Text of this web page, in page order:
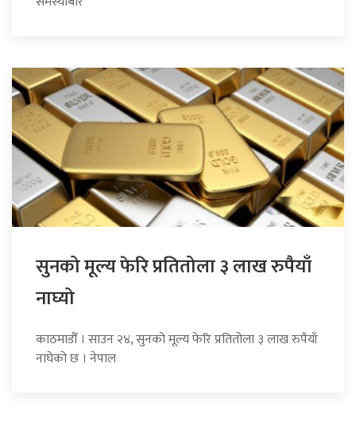
सुनको मूल्य फेरि प्रतितोला ३ लाख रुपैयाँ
नाघ्यो
काठमाडौँ । साउन २४, सुनको मूल्य फेरि प्रतितोला ३ लाख रुपैयाँ
नाघेको छ । नेपाल